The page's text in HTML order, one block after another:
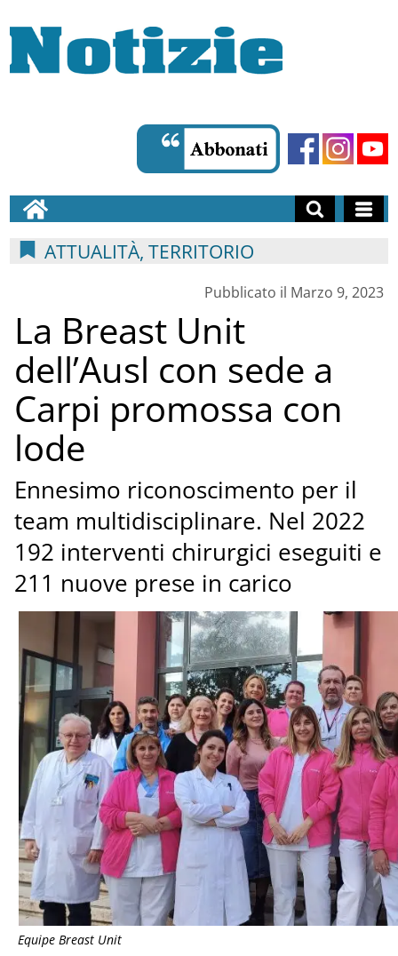
ATTUALITÀ, TERRITORIO
Pubblicato il Marzo 9, 2023
La Breast Unit
dell’Ausl con sede a
Carpi promossa con
lode
Ennesimo riconoscimento per il
team multidisciplinare. Nel 2022
192 interventi chirurgici eseguiti e
211 nuove prese in carico
Equipe Breast Unit